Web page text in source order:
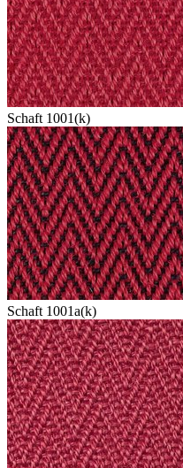
Schaft 1001(k)
Schaft 1001a(k)